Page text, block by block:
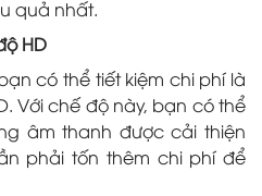
quả nhất.
HD
có thể tiết kiệm chi phí là
Với chế độ này, bạn có thể
âm thanh được cải thiện
phải tốn thêm chi phí để